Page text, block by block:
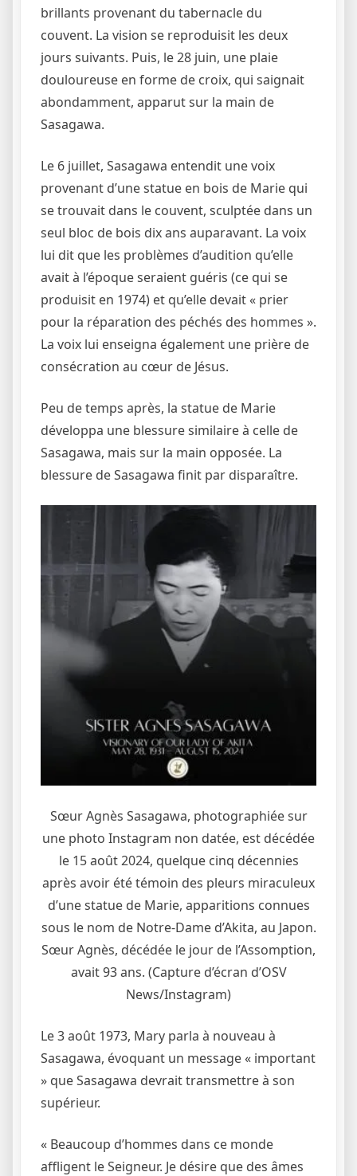
brillants provenant du tabernacle du
couvent. La vision se reproduisit les deux
jours suivants. Puis, le 28 juin, une plaie
douloureuse en forme de croix, qui saignait
abondamment, apparut sur la main de
Sasagawa.
Le 6 juillet, Sasagawa entendit une voix
provenant d’une statue en bois de Marie qui
se trouvait dans le couvent, sculptée dans un
seul bloc de bois dix ans auparavant. La voix
lui dit que les problèmes d’audition qu’elle
avait à l’époque seraient guéris (ce qui se
produisit en 1974) et qu’elle devait « prier
pour la réparation des péchés des hommes ».
La voix lui enseigna également une prière de
consécration au cœur de Jésus.
Peu de temps après, la statue de Marie
développa une blessure similaire à celle de
Sasagawa, mais sur la main opposée. La
blessure de Sasagawa finit par disparaître.
Sœur Agnès Sasagawa, photographiée sur
une photo Instagram non datée, est décédée
le 15 août 2024, quelque cinq décennies
après avoir été témoin des pleurs miraculeux
d’une statue de Marie, apparitions connues
sous le nom de Notre-Dame d’Akita, au Japon.
Sœur Agnès, décédée le jour de l’Assomption,
avait 93 ans. (Capture d’écran d’OSV
News/Instagram)
Le 3 août 1973, Mary parla à nouveau à
Sasagawa, évoquant un message « important
» que Sasagawa devrait transmettre à son
supérieur.
« Beaucoup d’hommes dans ce monde
affligent le Seigneur. Je désire que des âmes